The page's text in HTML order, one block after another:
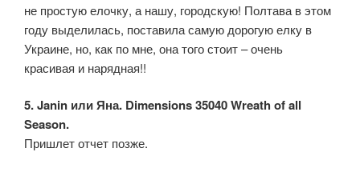
не простую елочку, а нашу, городскую! Полтава в этом
году выделилась, поставила самую дорогую елку в
Украине, но, как по мне, она того стоит – очень
красивая и нарядная!!
5. Janin или Яна. Dimensions 35040 Wreath of all
Season.
Пришлет отчет позже.